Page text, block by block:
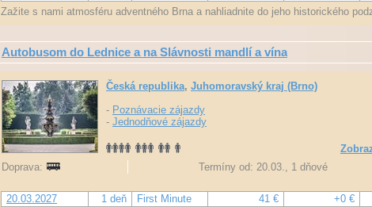
Zažite s nami atmosféru adventného Brna a nahliadnite do jeho historického
Autobusom do Lednice a na Slávnosti mandlí a vína
Česká republika, Juhomoravský kraj (Brno)
- Poznávacie zájazdy
- Jednodňové zájazdy
Doprava:
Termíny od: 20.03., 1 dňové
20.03.2027 1 deň First Minute 41 €
+0 €